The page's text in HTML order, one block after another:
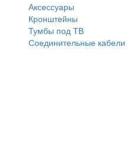
Аксессуары
Кронштейны
Тумбы под ТВ
Соединительные кабели